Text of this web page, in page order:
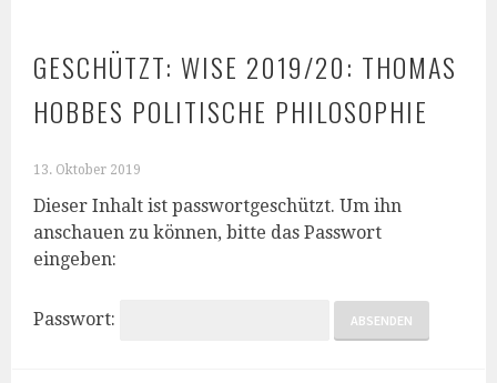
GESCHÜTZT: WISE 2019/20: THOMAS
HOBBES POLITISCHE PHILOSOPHIE
13. Oktober 2019
Dieser Inhalt ist passwortgeschützt. Um ihn
anschauen zu können, bitte das Passwort
eingeben:
Passwort: